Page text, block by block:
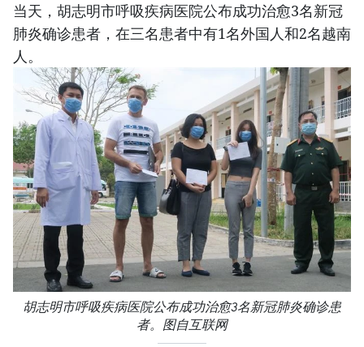
当天，胡志明市呼吸疾病医院公布成功治愈3名新冠
肺炎确诊患者，在三名患者中有1名外国人和2名越南
人。
胡志明市呼吸疾病医院公布成功治愈3名新冠肺炎确诊患
者。图自互联网